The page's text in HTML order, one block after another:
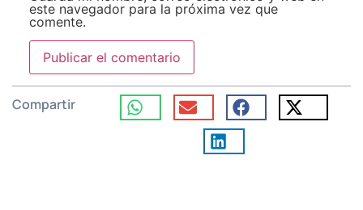
este navegador para la próxima vez que
comente.
Compartir